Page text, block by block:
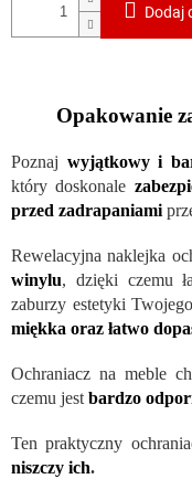
Dodaj
Opakowanie
Poznaj wyjątkowy i
który doskonale
przed zadrapaniami
Rewelacyjna naklejka
winylu, dzięki czemu
zaburzy estetyki
miękka oraz łatwo
Ochraniacz na meble
czemu jest bardzo
Ten praktyczny
niszczy ich.